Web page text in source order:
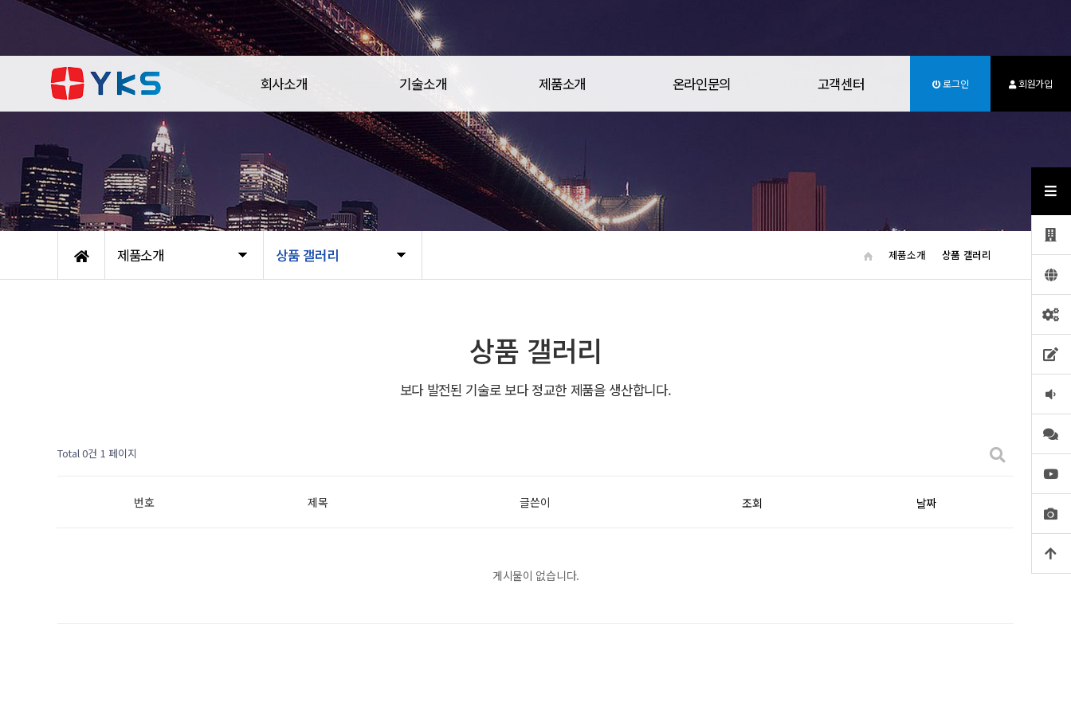
회사소개 기술소개 제품소개 온라인문의 고객센터 로그인 회원가입
제품소개 상품 갤러리 제품소개 상품 갤러리
상품 갤러리
보다 발전된 기술로 보다 정교한 제품을 생산합니다.
Total 0건 1 페이지
번호 제목 글쓴이 조회 날짜
게시물이 없습니다.